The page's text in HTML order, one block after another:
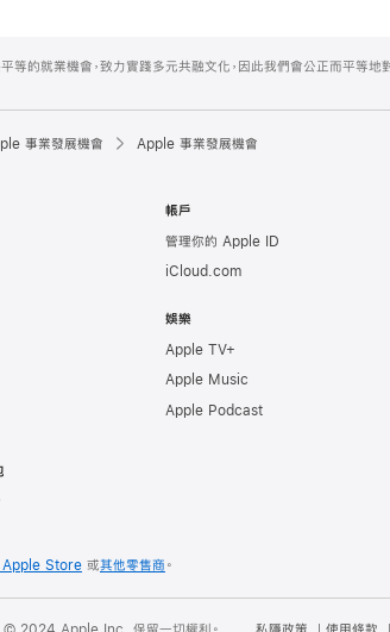
等的就業機會，致力實踐多元共融文化，因此我們會公正而平等
事業發展機會 Apple 事業發展機會
帳戶
管理你的 Apple ID
iCloud.com
娛樂
Apple TV+
Apple Music
Apple Podcast
Apple Store 或其他零售商 。